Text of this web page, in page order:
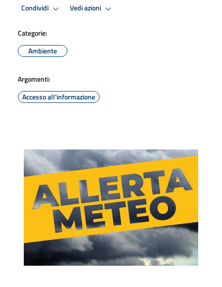
Condividi Vedi azioni
Categorie:
Ambiente
Argomenti:
Accesso all'informazione